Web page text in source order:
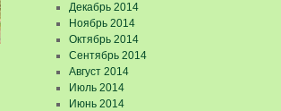
Декабрь 2014
Ноябрь 2014
Октябрь 2014
Сентябрь 2014
Август 2014
Июль 2014
Июнь 2014